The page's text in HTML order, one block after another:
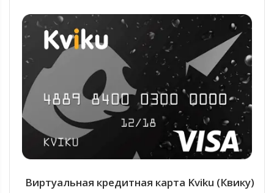
Виртуальная кредитная карта Kviku (Квику)